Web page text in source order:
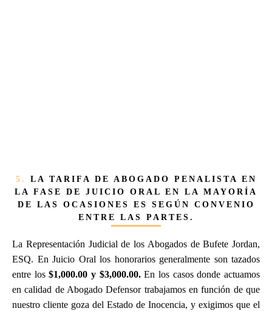
5. LA TARIFA DE ABOGADO PENALISTA EN
LA FASE DE JUICIO ORAL EN LA MAYORÍA
DE LAS OCASIONES ES SEGÚN CONVENIO
ENTRE LAS PARTES.
La Representación Judicial de los Abogados de Bufete Jordan,
ESQ. En Juicio Oral los honorarios generalmente son tazados
entre los$1,000.00 y $3,000.00.En los casos donde actuamos
en calidad de Abogado Defensor trabajamos en función de que
nuestro cliente goza del Estado de Inocencia, y exigimos que el